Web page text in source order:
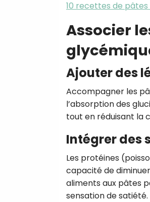
10 recettes de
Associer
Ajouter des
Accompagner les
l’absorption des
tout en réduisant la
Intégrer des
Les protéines
capacité de
aliments aux pâtes
sensation de satiété.